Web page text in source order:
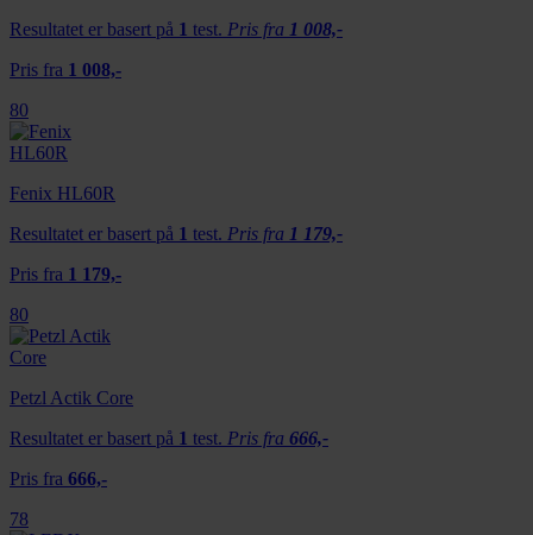
Resultatet er basert på 1 test. Pris fra 1 008,-
Pris fra 1 008,-
80
Fenix HL60R
Resultatet er basert på 1 test. Pris fra 1 179,-
Pris fra 1 179,-
80
Petzl Actik Core
Resultatet er basert på 1 test. Pris fra 666,-
Pris fra 666,-
78